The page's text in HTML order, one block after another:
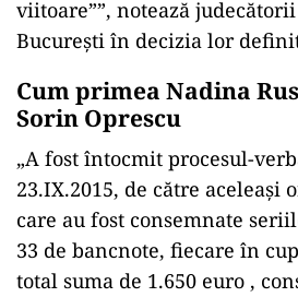
viitoare””, notează
București în decizia lor
Cum primea Nadina
Sorin Oprescu
„A fost întocmit procesul-
23.IX.2015, de către aceleași
care au fost consemnate
33 de bancnote, fiecare în
total suma de 1.650 euro ,